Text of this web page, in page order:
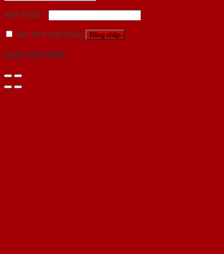
Mật khẩu *
Ghi nhớ mật khẩu
Đăng nhập
Quên mật khẩu?